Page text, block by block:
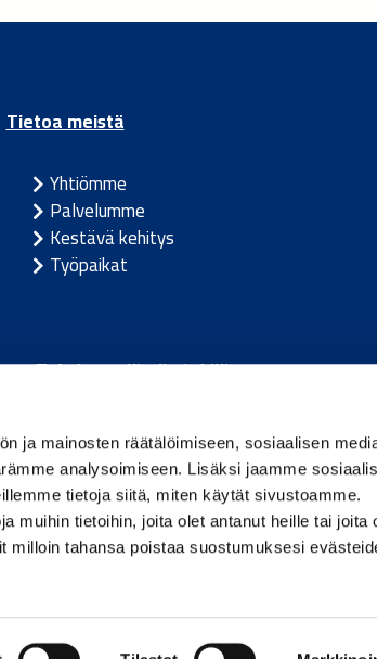
ja mainosten räätälöimiseen, sosiaalisen
analysoimiseen. Lisäksi jaamme
tietoja siitä, miten käytät sivustoamme.
muihin tietoihin, joita olet antanut heille tai joita
milloin tahansa poistaa suostumuksesi
Tietoa meistä
Yhtiömme
Palvelumme
Kestävä kehitys
Työpaikat
Toimivan elämän tekijä.